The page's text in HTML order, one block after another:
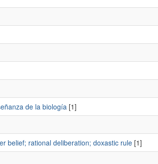
de la biología[1]
belief; rational deliberation; doxastic rule[1]